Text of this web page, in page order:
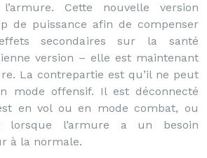
Cette nouvelle version
de puissance afin de compenser
secondaires sur la santé
version – elle est maintenant
La contrepartie est qu’il ne peut
mode offensif. Il est déconnecté
en vol ou en mode combat, ou
lorsque l’armure a un besoin
à la normale.